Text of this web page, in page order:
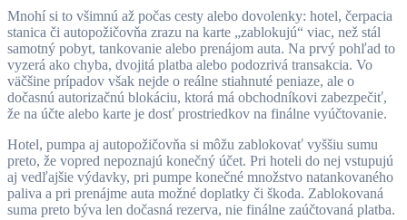
Mnohí si to všimnú až počas cesty alebo dovolenky: hotel, čerpacia
stanica či autopožičovňa zrazu na karte „zablokujú“ viac, než stál
samotný pobyt, tankovanie alebo prenájom auta. Na prvý pohľad to
vyzerá ako chyba, dvojitá platba alebo podozrivá transakcia. Vo
väčšine prípadov však nejde o reálne stiahnuté peniaze, ale o
dočasnú autorizačnú blokáciu, ktorá má obchodníkovi zabezpečiť,
že na účte alebo karte je dosť prostriedkov na finálne vyúčtovanie.
Hotel, pumpa aj autopožičovňa si môžu zablokovať vyššiu sumu
preto, že vopred nepoznajú konečný účet. Pri hoteli do nej vstupujú
aj vedľajšie výdavky, pri pumpe konečné množstvo natankovaného
paliva a pri prenájme auta možné doplatky či škoda. Zablokovaná
suma preto býva len dočasná rezerva, nie finálne zaúčtovaná platba.